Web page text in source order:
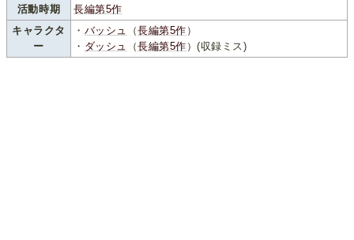
活動時期
長編第5作
キャラクタ
ー
・ バッシュ （長編第5作 ）
・ ダッシュ （長編第5作 ）(収録ミス)